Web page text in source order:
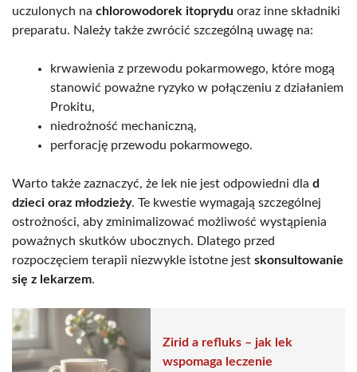
uczulonych na chlorowodorek itoprydu oraz inne składniki
preparatu. Należy także zwrócić szczególną uwagę na:
krwawienia z przewodu pokarmowego, które mogą
stanowić poważne ryzyko w połączeniu z działaniem
Prokitu,
niedrożność mechaniczną,
perforację przewodu pokarmowego.
Warto także zaznaczyć, że lek nie jest odpowiedni dla d
dzieci oraz młodzieży. Te kwestie wymagają szczególnej
ostrożności, aby zminimalizować możliwość wystąpienia
poważnych skutków ubocznych. Dlatego przed
rozpoczęciem terapii niezwykle istotne jest skonsultowanie
się z lekarzem.
Zirid a refluks – jak lek
wspomaga leczenie